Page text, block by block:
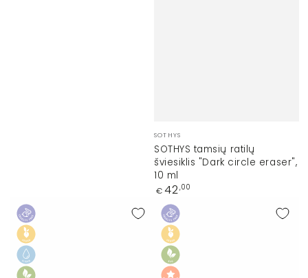
Prekinis
ženklas:
SOTHYS
SOTHYS tamsių ratilų
šviesiklis "Dark circle eraser",
10 ml
Įprasta
€ 42,00